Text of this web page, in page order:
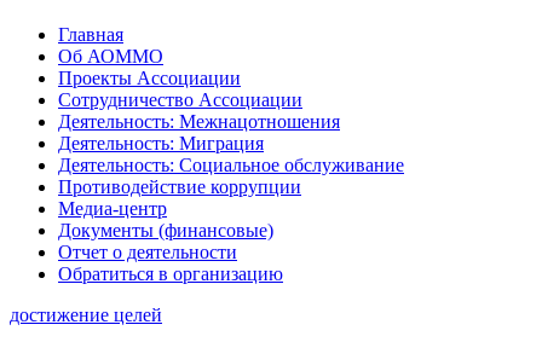
Главная
Об АОММО
Проекты Ассоциации
Сотрудничество Ассоциации
Деятельность: Межнацотношения
Деятельность: Миграция
Деятельность: Социальное обслуживание
Противодействие коррупции
Медиа-центр
Документы (финансовые)
Отчет о деятельности
Обратиться в организацию
достижение целей